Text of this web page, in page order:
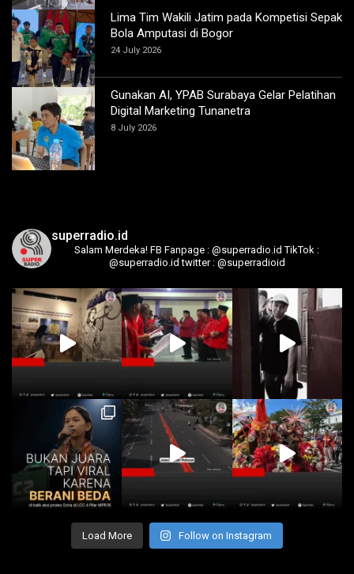
Lima Tim Wakili Jatim pada Kompetisi Sepak
Bola Amputasi di Bogor
24 July 2026
Gunakan AI, YPAB Surabaya Gelar Pelatihan
Digital Marketing Tunanetra
8 July 2026
superradio.id
Salam Merdeka! FB Fanpage : @superradio.id TikTok :
@superradio.id twitter : @superradioid
Load More Follow on Instagram